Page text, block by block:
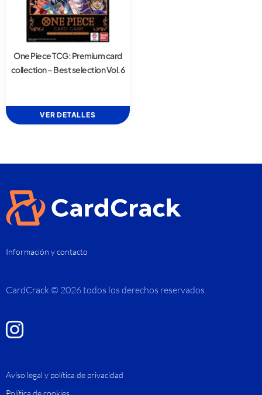
One Piece TCG: Premium card
collection – Best selection Vol.6
VER DETALLES
Información y contacto
CardCrack © 2026 todos los derechos reservados.
Aviso legal y política de privacidad
Política de cookies